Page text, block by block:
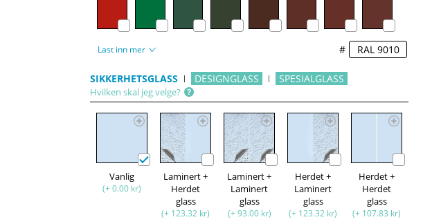
Last inn mer #
SIKKERHETSGLASS DESIGNGLASS SPESIALGLASS
Hvilken skal jeg velge?
Vanlig
(+ 0.00 kr)
Laminert +
Herdet
glass
(+ 123.32 kr)
Laminert +
Laminert
glass
(+ 93.00 kr)
Herdet +
Laminert
glass
(+ 123.32 kr)
Herdet +
Herdet
glass
(+ 107.83 kr)